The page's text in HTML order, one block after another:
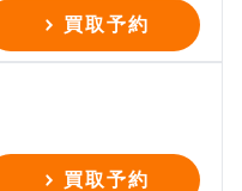
買取予約
買取予約